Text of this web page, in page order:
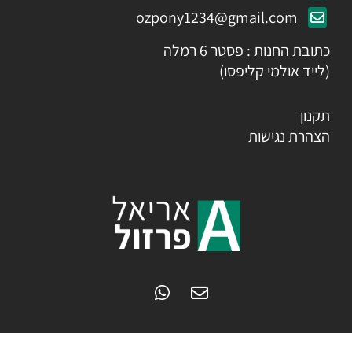
ozpony1234@gmail.com
כתובת החנות : פסטר 6 רמלה
(לייד אולמי קליפסו)
תקנון
הצהרת נגישות